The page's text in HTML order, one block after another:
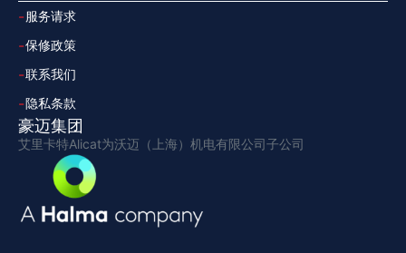
服务请求
保修政策
联系我们
隐私条款
豪迈集团
艾里卡特Alicat为沃迈（上海）机电有限公司子公司